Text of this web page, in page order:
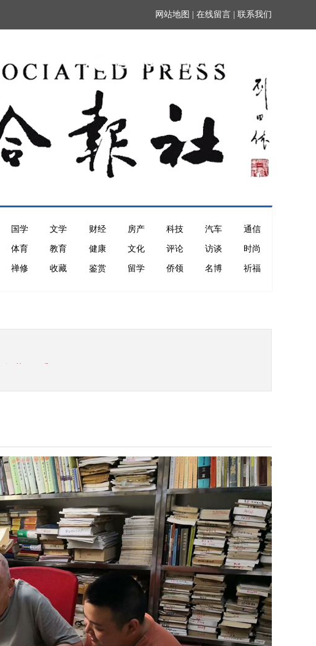
网站地图 在线留言 联系我们
国学 文学 财经 房产 科技 汽车 通信
体育 教育 健康 文化 评论 访谈 时尚
禅修 收藏 鉴赏 留学 侨领 名博 祈福
鸡蛋健康、绿色、新鲜、好吃，营养价值高，是宁
受疫情影
共中央总书记习近平主持会议
周年）